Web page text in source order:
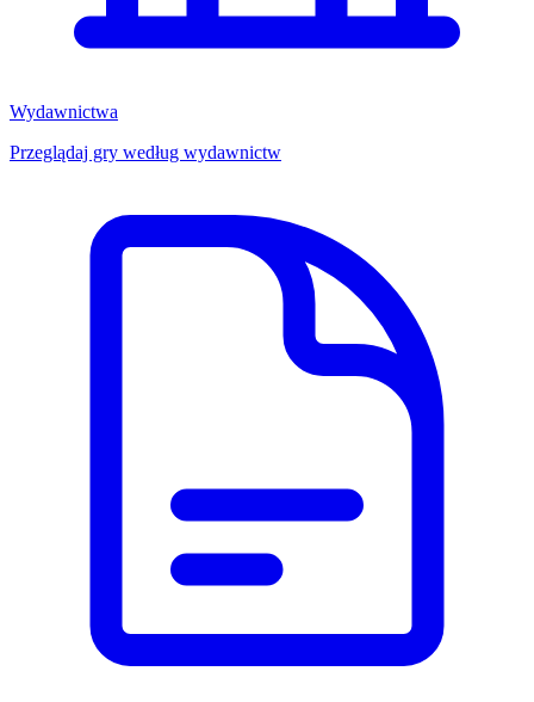
Wydawnictwa
Przeglądaj gry według wydawnictw